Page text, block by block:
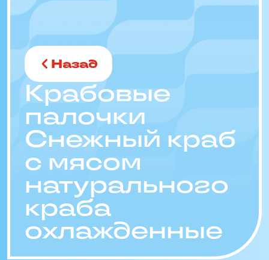
Назад
Крабовые
палочки
Снежный краб
с мясом
натурального
краба
охлажденные